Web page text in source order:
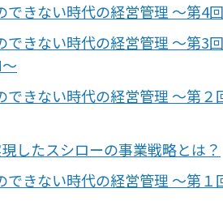
できない時代の経営管理 〜第4
きない時代の経営管理 〜第3
できない時代の経営管理 〜第
したスシローの事業戦略とは？
できない時代の経営管理 〜第